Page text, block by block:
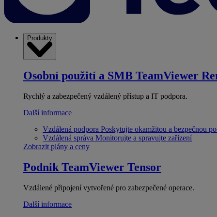
Produkty
Osobní použití a SMB TeamViewer
Rychlý a zabezpečený vzdálený přístup a IT podpora.
Další informace
Vzdálená podpora Poskytujte okamžitou a bezpečnou
Vzdálená správa Monitorujte a spravujte zařízení
Zobrazit plány a ceny
Podnik TeamViewer Tensor
Vzdálené připojení vytvořené pro zabezpečené operace.
Další informace